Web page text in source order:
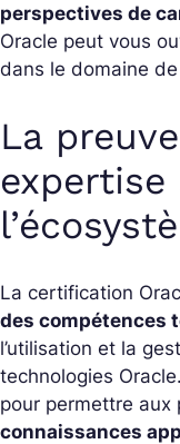
perspectives de
Oracle peut vous
dans le domaine de
La
expertise
La certification
des compétences
l’utilisation et la
technologies Oracle.
pour permettre aux
connaissances